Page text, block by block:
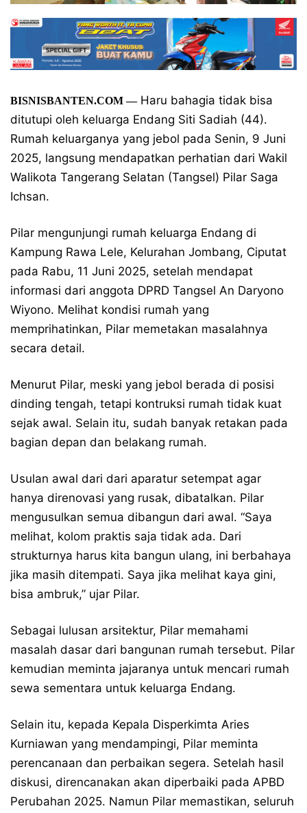
BISNISBANTEN.COM —Haru bahagia tidak bisa
ditutupi oleh keluarga Endang Siti Sadiah (44).
Rumah keluarganya yang jebol pada Senin, 9 Juni
2025, langsung mendapatkan perhatian dari Wakil
Walikota Tangerang Selatan (Tangsel) Pilar Saga
Ichsan.
Pilar mengunjungi rumah keluarga Endang di
Kampung Rawa Lele, Kelurahan Jombang, Ciputat
pada Rabu, 11 Juni 2025, setelah mendapat
informasi dari anggota DPRD Tangsel An Daryono
Wiyono. Melihat kondisi rumah yang
memprihatinkan, Pilar memetakan masalahnya
secara detail.
Menurut Pilar, meski yang jebol berada di posisi
dinding tengah, tetapi kontruksi rumah tidak kuat
sejak awal. Selain itu, sudah banyak retakan pada
bagian depan dan belakang rumah.
Usulan awal dari dari aparatur setempat agar
hanya direnovasi yang rusak, dibatalkan. Pilar
mengusulkan semua dibangun dari awal. “Saya
melihat, kolom praktis saja tidak ada. Dari
strukturnya harus kita bangun ulang, ini berbahaya
jika masih ditempati. Saya jika melihat kaya gini,
bisa ambruk,” ujar Pilar.
Sebagai lulusan arsitektur, Pilar memahami
masalah dasar dari bangunan rumah tersebut. Pilar
kemudian meminta jajaranya untuk mencari rumah
sewa sementara untuk keluarga Endang.
Selain itu, kepada Kepala Disperkimta Aries
Kurniawan yang mendampingi, Pilar meminta
perencanaan dan perbaikan segera. Setelah hasil
diskusi, direncanakan akan diperbaiki pada APBD
Perubahan 2025. Namun Pilar memastikan, seluruh